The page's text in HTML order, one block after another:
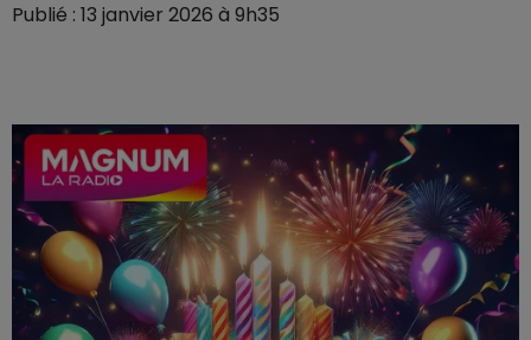
Publié : 13 janvier 2026 à 9h35